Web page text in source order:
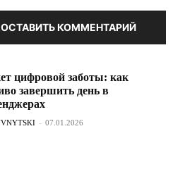
КОММЕНТАРИЙ
цифровой заботы: как
завершить день в
- 07.01.2026